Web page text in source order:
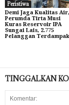
Peristiwa
Demi Jaga Kualitas Air,
Perumda Tirta Musi
Kuras Reservoir IPA
Sungai Lais, 2.775
Pelanggan Terdampak
TINGGALKAN